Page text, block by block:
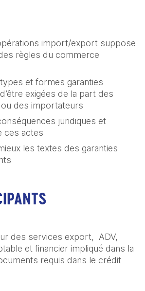
import/export suppose
règles du commerce
et formes garanties
exigées de la part des
des importateurs
juridiques et
ces actes
les textes des garanties
des services export,  ADV,
et financier impliqué dans la
requis dans le crédit